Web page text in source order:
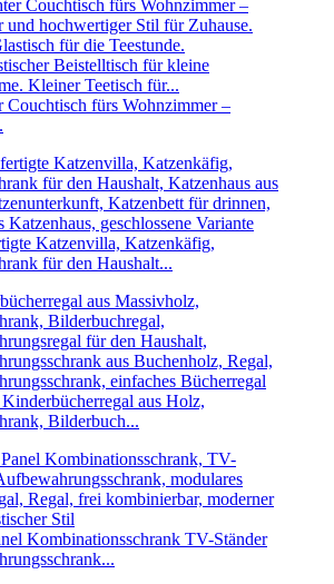
Couchtisch fürs Wohnzimmer –
Katzenvilla, Katzenkäfig,
für den Haushalt...
aus Holz,
Bilderbuch...
Kombinationsschrank TV-Ständer